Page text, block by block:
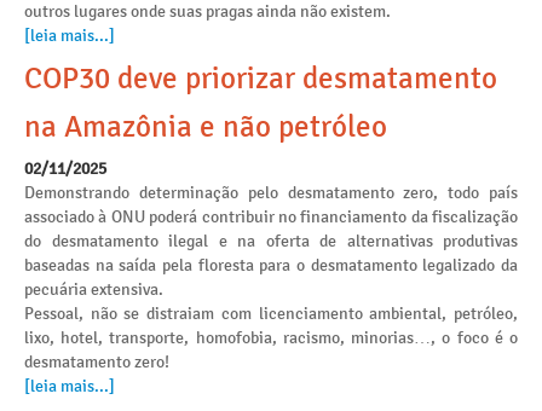
outros lugares onde suas pragas ainda não existem.
[leia mais...]
COP30 deve priorizar desmatamento
na Amazônia e não petróleo
02/11/2025
Demonstrando determinação pelo desmatamento zero, todo país
associado à ONU poderá contribuir no financiamento da fiscalização
do desmatamento ilegal e na oferta de alternativas produtivas
baseadas na saída pela floresta para o desmatamento legalizado da
pecuária extensiva.
Pessoal, não se distraiam com licenciamento ambiental, petróleo,
lixo, hotel, transporte, homofobia, racismo, minorias…, o foco é o
desmatamento zero!
[leia mais...]